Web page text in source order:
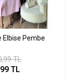
Elbise Pembe
TL
TL